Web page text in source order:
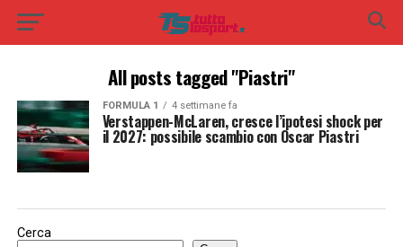
All posts tagged "Piastri"
FORMULA 1 4 settimane fa
Verstappen-McLaren, cresce l’ipotesi shock per
il 2027: possibile scambio con Oscar Piastri
Cerca